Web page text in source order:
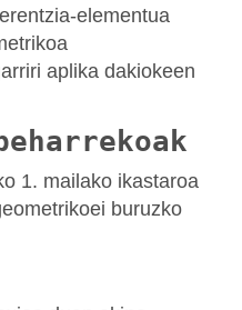
elementua
aplika dakiokeen
1. mailako ikastaroa
buruzko